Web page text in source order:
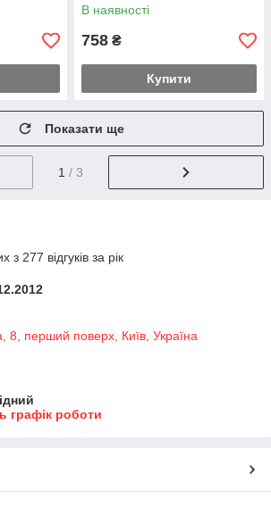
В наявності
758 ₴
Купити
Показати ще
1 / 3
з 277 відгуків за рік
8, перший поверх, Київ, Україна
графік роботи